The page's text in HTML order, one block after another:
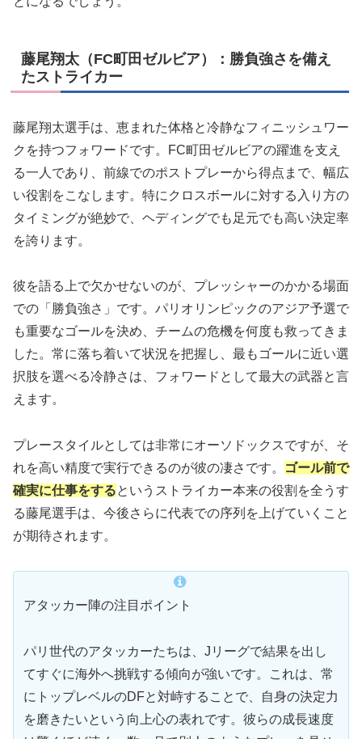
藤尾翔太（FC町田ゼルビア）：勝負強さを備え
たストライカー
藤尾翔太選手は、恵まれた体格と冷静なフィニッシュワー
クを持つフォワードです。FC町田ゼルビアの躍進を支え
る一人であり、前線でのポストプレーから得点まで、幅広
い役割をこなします。特にクロスボールに対する入り方の
タイミングが絶妙で、ヘディングでも足元でも高い決定率
を誇ります。
彼を語る上で欠かせないのが、プレッシャーのかかる場面
での「勝負強さ」です。パリオリンピックのアジア予選で
も重要なゴールを決め、チームの危機を何度も救ってきま
した。常に落ち着いて状況を把握し、最もゴールに近い選
択肢を選べる冷静さは、フォワードとして最大の武器と言
えます。
プレースタイルとしては非常にオーソドックスですが、そ
れを高い精度で実行できるのが彼の凄さです。
ゴール前で
確実に仕事をするというストライカー本来の役割を全うす
る藤尾選手は、今後さらに代表での序列を上げていくこと
が期待されます。
アタッカー陣の注目ポイント
パリ世代のアタッカーたちは、Jリーグで結果を出し
てすぐに海外へ挑戦する傾向が強いです。これは、常
にトップレベルのDFと対峙することで、自身の決定力
を磨きたいという向上心の表れです。彼らの成長速度